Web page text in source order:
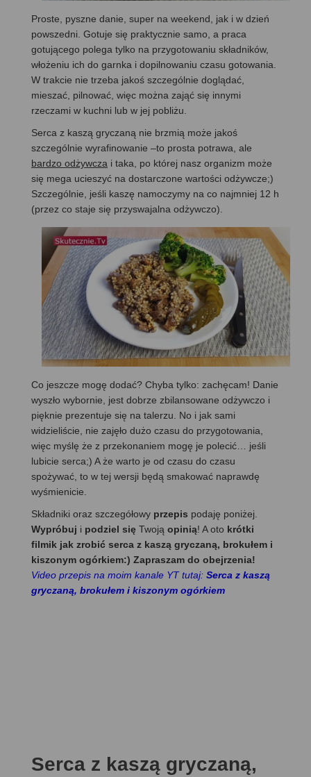
Proste, pyszne danie, super na weekend, jak i w dzień
powszedni. Gotuje się praktycznie samo, a praca
gotującego polega tylko na przygotowaniu składników,
włożeniu ich do garnka i dopilnowaniu czasu gotowania.
W trakcie nie trzeba jakoś szczególnie doglądać,
mieszać, pilnować, więc można zająć się innymi
rzeczami w kuchni lub w jej pobliżu.
Serca z kaszą gryczaną nie brzmią może jakoś
szczególnie wyrafinowanie –to prosta potrawa, ale
bardzo odżywcza i taka, po której nasz organizm może
się mega ucieszyć na dostarczone wartości odżywcze;)
Szczególnie, jeśli kaszę namoczymy na co najmniej 12 h
(przez co staje się przyswajalna odżywczo).
Co jeszcze mogę dodać? Chyba tylko: zachęcam! Danie
wyszło wybornie, jest dobrze zbilansowane odżywczo i
pięknie prezentuje się na talerzu. No i jak sami
widzieliście, nie zajęło dużo czasu do przygotowania,
więc myślę że z przekonaniem mogę je polecić… jeśli
lubicie serca;) A że warto je od czasu do czasu
spożywać, to w tej wersji będą smakować naprawdę
wyśmienicie.
Składniki oraz szczegółowy przepis podaję poniżej.
Wypróbuj i podziel się Twoją opinią! A oto krótki
filmik jak zrobić serca z kaszą gryczaną, brokułem i
kiszonym ogórkiem:) Zapraszam do obejrzenia!
Video przepis na moim kanale YT tutaj: Serca z kaszą
gryczaną, brokułem i kiszonym ogórkiem
Serca z kaszą gryczaną,